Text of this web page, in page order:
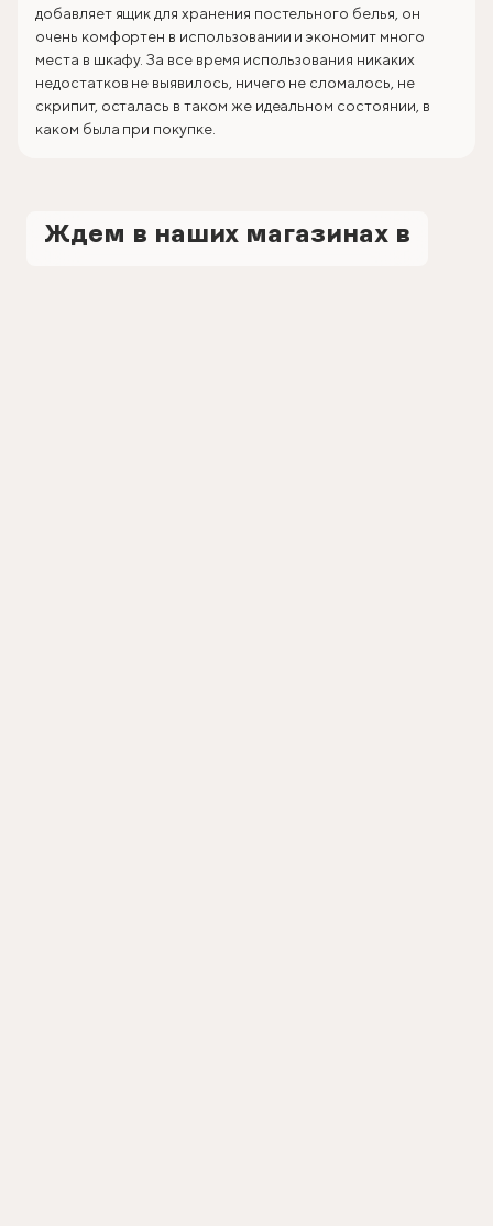
добавляет ящик для хранения постельного белья, он
очень комфортен в использовании и экономит много
места в шкафу. За все время использования никаких
недостатков не выявилось, ничего не сломалось, не
скрипит, осталась в таком же идеальном состоянии, в
каком была при покупке.
Ждем в наших магазинах в